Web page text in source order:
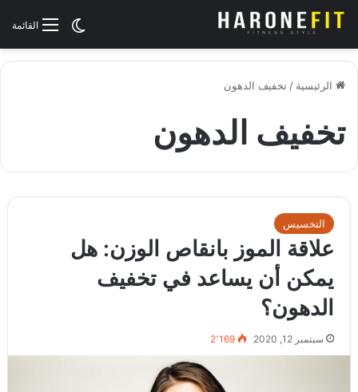
القائمةالوضع
الرئيسية / تخفيف الدهون
تخفيف الدهون
التخسيس
علاقة الموز بانقاص الوزن: هل
يمكن أن يساعد في تخفيف
الدهون؟
سبتمبر 12, 2020 2٬169